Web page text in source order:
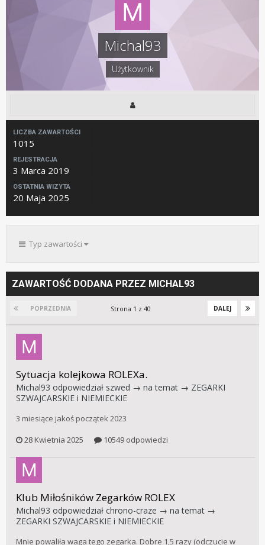
Michal93
Użytkownik
LICZBA ZAWARTOŚCI
1015
REJESTRACJA
3 Marca 2019
OSTATNIA WIZYTA
20 Maja 2025
Typ zawartości
ZAWARTOŚĆ DODANA PRZEZ MICHAL93
POPRZEDNIA DALEJ
Strona 1 z 40
Sytuacja kolejkowa ROLEXa.
Michal93 odpowiedział szwed → na temat → ZEGARKI
SZWAJCARSKIE i NIEMIECKIE
3 miesiące jakoś początek 2023
28 Kwietnia 2025
10549 odpowiedzi
Klub Miłośników Zegarków ROLEX
Michal93 odpowiedział chrono-craze → na temat →
ZEGARKI SZWAJCARSKIE i NIEMIECKIE
Mnie powaliła waga tego zegarka. Dobre 1,5 razy (odczucie w